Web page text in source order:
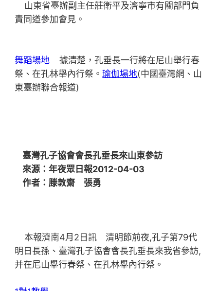
山東省臺辦副主任莊衛平及濟寧市有關部門負
責同道參加會見。
舞蹈場地 據清楚，孔垂長一行將在尼山舉行春
祭、在孔林舉內行祭。瑜伽場地(中國臺灣網、山
東臺辦聯合報道)
臺灣孔子協會會長孔垂長來山東參訪
來源：年夜眾日報2012-04-03
作者：滕敦齋 張勇
本報濟南4月2日訊 清明節前夜,孔子第79代
明日長孫、臺灣孔子協會會長孔垂長來我省參訪,
并在尼山舉行春祭、在孔林舉內行祭。